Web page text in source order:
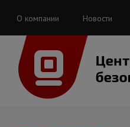
О компании Новости